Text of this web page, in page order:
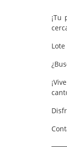
¡Tu